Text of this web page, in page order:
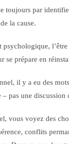
toujours par
la cause.
psychologique,
se prépare en
il y a eu des
pas une discussion
vous voyez des
conflits